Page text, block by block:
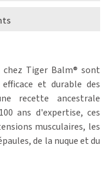
Tiger Balm® sont
et durable des
recette ancestrale
ans d'expertise, ces
musculaires, les
de la nuque et du